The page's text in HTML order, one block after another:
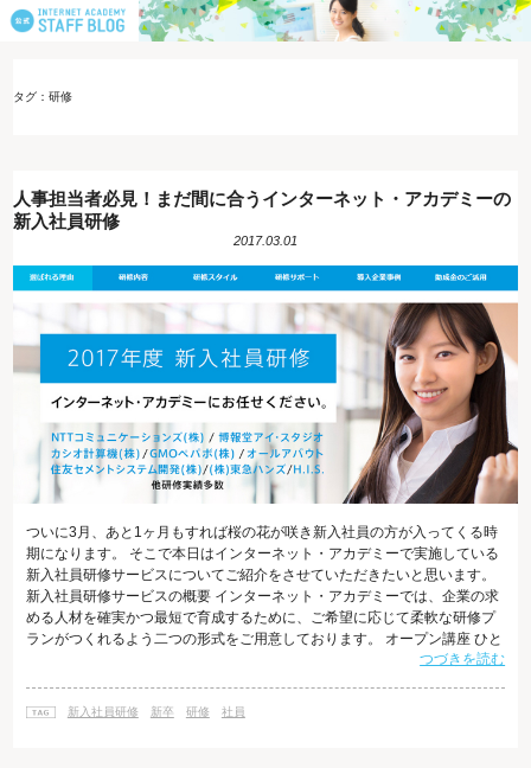
タグ：研修
人事担当者必見！まだ間に合うインターネット・アカデミーの
新入社員研修
2017.03.01
ついに3月、あと1ヶ月もすれば桜の花が咲き新入社員の方が入ってくる時
期になります。 そこで本日はインターネット・アカデミーで実施している
新入社員研修サービスについてご紹介をさせていただきたいと思います。
新入社員研修サービスの概要 インターネット・アカデミーでは、企業の求
める人材を確実かつ最短で育成するために、ご希望に応じて柔軟な研修プ
ランがつくれるよう二つの形式をご用意しております。 オープン講座 ひと
つは「オープン講座」と呼ばれる内容です。インターネット・アカデミー
しているため、必要なときに必要な内容を無駄なく学ぶことができ、社員1
つづきを読む
新入社員研修 新卒 研修 社員